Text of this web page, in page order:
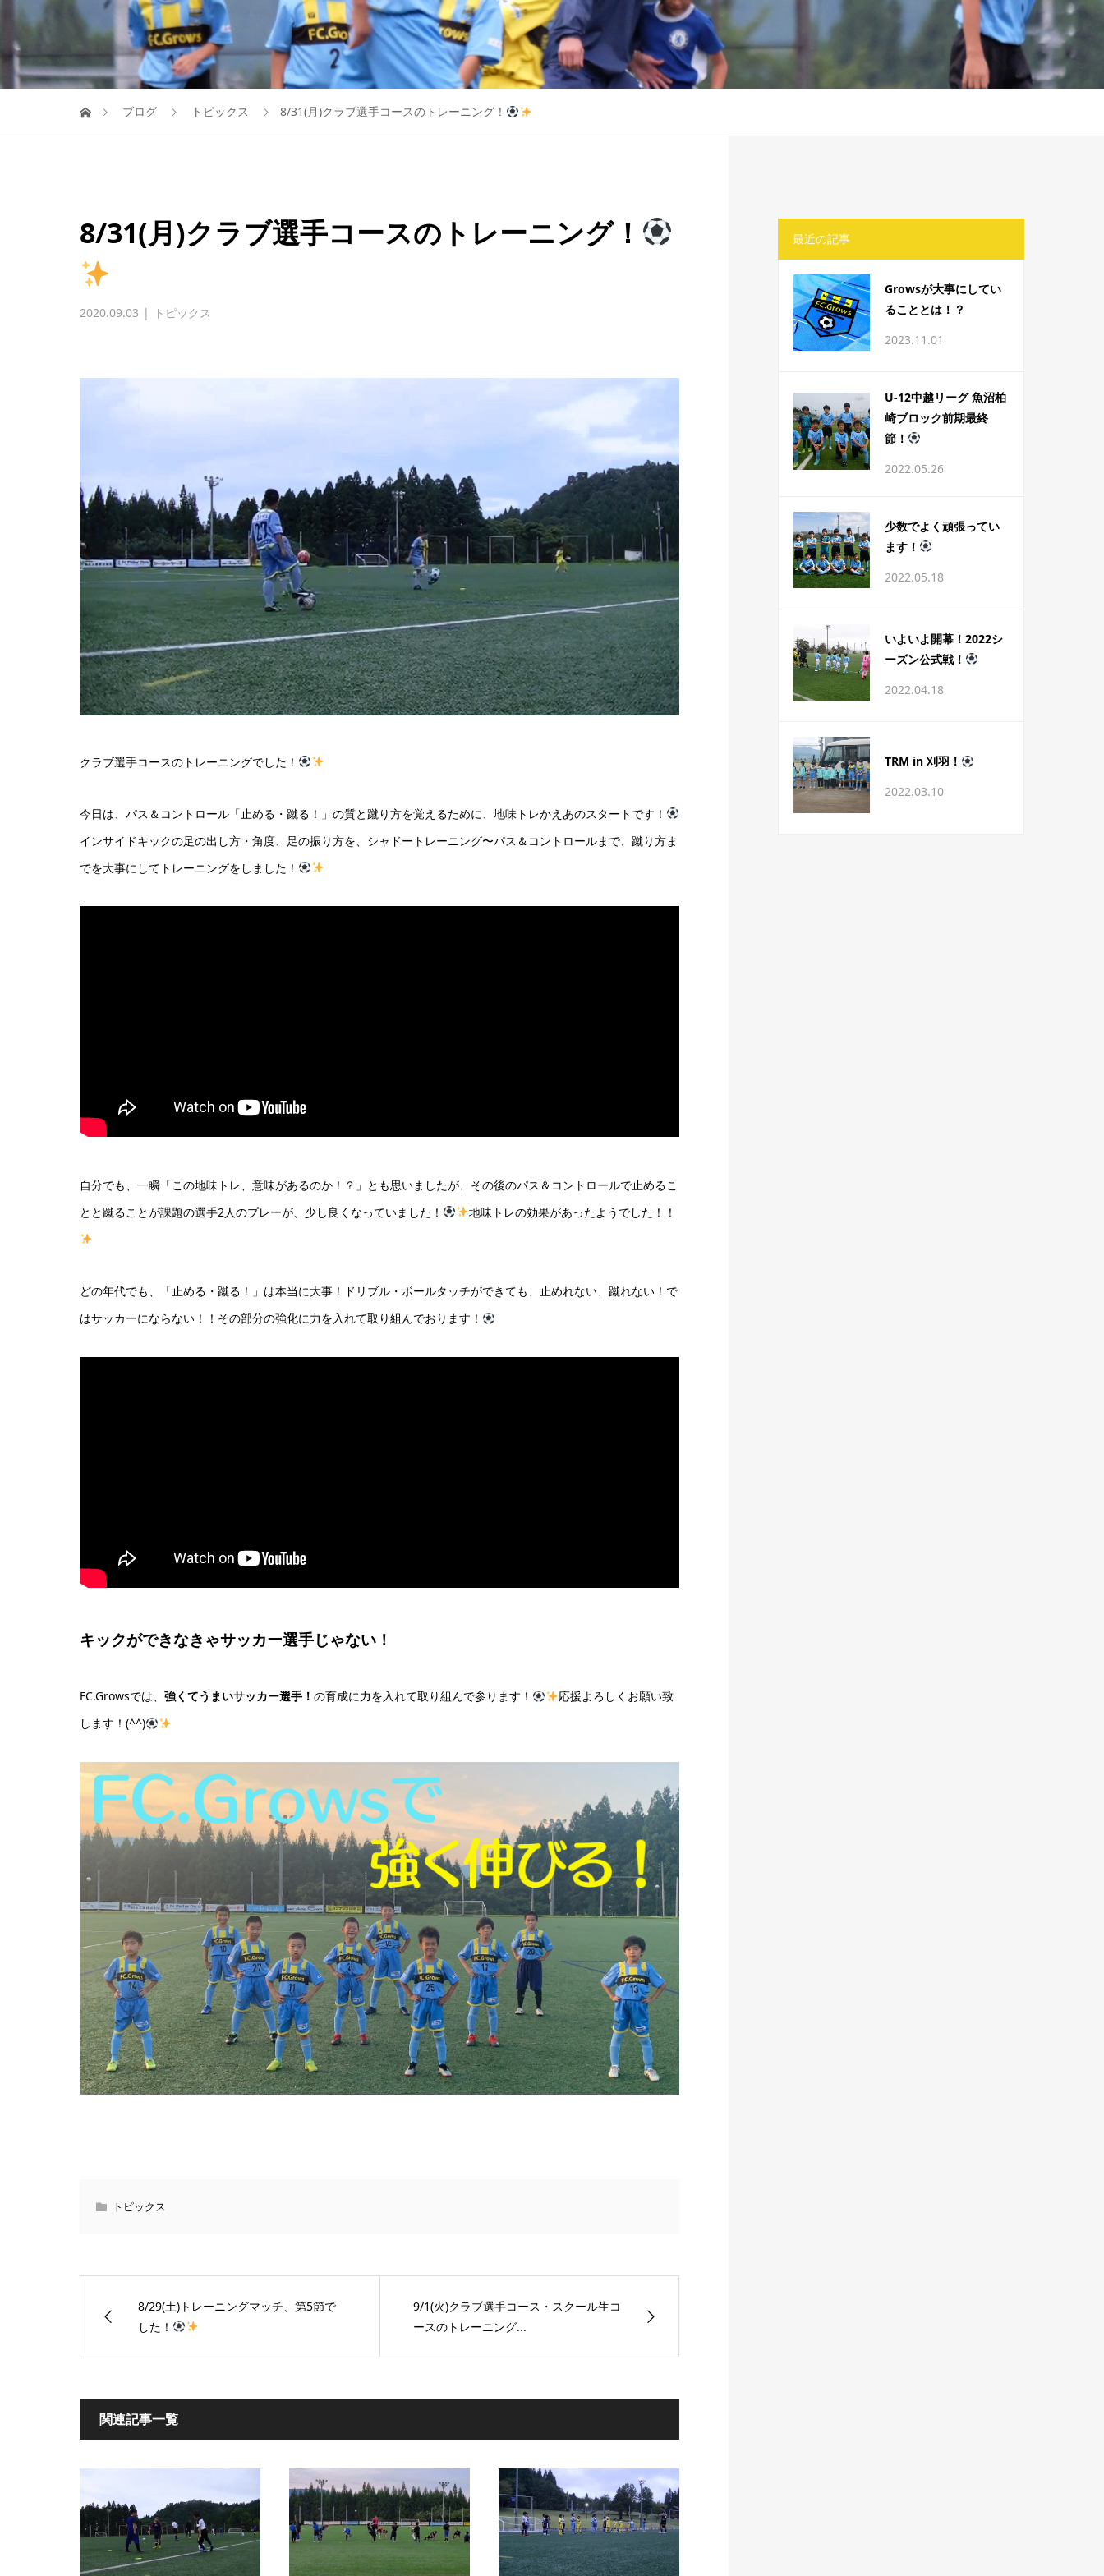
ブログ トピックス 8/31(月)クラブ選手コースのトレーニング！
8/31(月)クラブ選手コースのトレーニング！
2020.09.03 トピックス
クラブ選手コースのトレーニングでした！
今日は、パス＆コントロール「止める・蹴る！」の質と蹴り方を覚えるために、地味トレかえあのスタートです！
インサイドキックの足の出し方・角度、足の振り方を、シャドートレーニング〜パス＆コントロールまで、蹴り方ま
でを大事にしてトレーニングをしました！
自分でも、一瞬「この地味トレ、意味があるのか！？」とも思いましたが、その後のパス＆コントロールで止めるこ
とと蹴ることが課題の選手2人のプレーが、少し良くなっていました！
地味トレの効果があったようでした！！
どの年代でも、「止める・蹴る！」は本当に大事！ドリブル・ボールタッチができても、止めれない、蹴れない！で
はサッカーにならない！！その部分の強化に力を入れて取り組んでおります！
キックができなきゃサッカー選手じゃない！
FC.Growsでは、 強くてうまいサッカー選手！ の育成に力を入れて取り組んで参ります！
応援よろしくお願い致
します！(^^)
トピックス
8/29(土)トレーニングマッチ、第5節で
した！
9/1(火)クラブ選手コース・スクール生コ
ースのトレーニング...
関連記事一覧
最近の記事
Growsが大事にしてい
ることとは！？
2023.11.01
U-12中越リーグ 魚沼柏
崎ブロック前期最終
節！
2022.05.26
少数でよく頑張ってい
ます！
2022.05.18
いよいよ開幕！2022シ
ーズン公式戦！
2022.04.18
TRM in 刈羽！
2022.03.10